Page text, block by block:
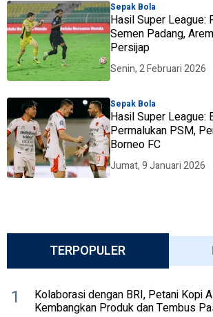
Sepak Bola
Hasil Super League:
Semen Padang,
Persijap
Senin, 2 Februari 2026
Sepak Bola
Hasil Super League:
Permalukan PSM,
Borneo FC
Jumat, 9 Januari 2026
TERPOPULER
1 Kolaborasi dengan BRI, Petani Kopi
Kembangkan Produk dan Tembus